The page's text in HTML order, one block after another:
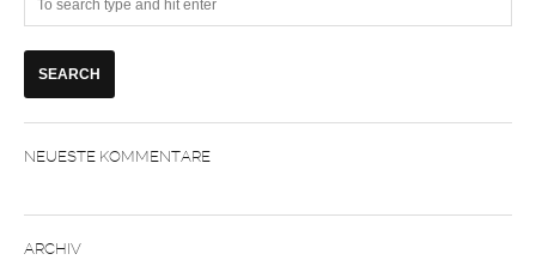
NEUESTE KOMMENTARE
ARCHIV